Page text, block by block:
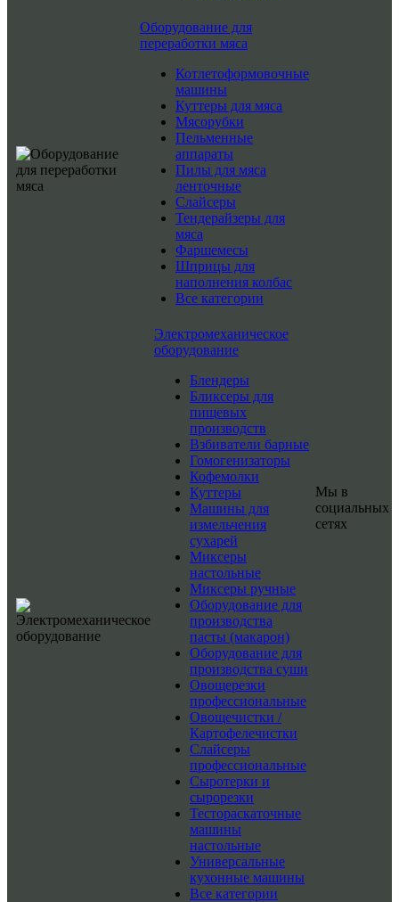
Оборудование для
переработки мяса
Котлетоформовочные
машины
Куттеры для мяса
Мясорубки
Пельменные
аппараты
Пилы для мяса
ленточные
Слайсеры
Тендерайзеры для
мяса
Фаршемесы
Шприцы для
наполнения колбас
Все категории
Электромеханическое
оборудование
Блендеры
Бликсеры для
пищевых
производств
Взбиватели барные
Гомогенизаторы
Кофемолки
Куттеры
Машины для
измельчения
сухарей
Миксеры
настольные
Миксеры ручные
Оборудование для
производства
пасты (макарон)
Оборудование для
производства суши
Овощерезки
профессиональные
Овощечистки /
Картофелечистки
Слайсеры
профессиональные
Сыротерки и
сырорезки
Тестораскаточные
машины
настольные
Универсальные
кухонные машины
Все категории
Мы в
социальных
сетях